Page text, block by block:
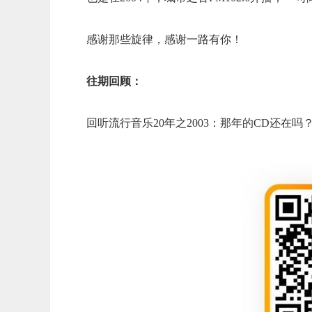
感谢那些旋律，感谢一路有你！
往期回顾：
回听流行音乐20年之2003：那年的CD还在吗